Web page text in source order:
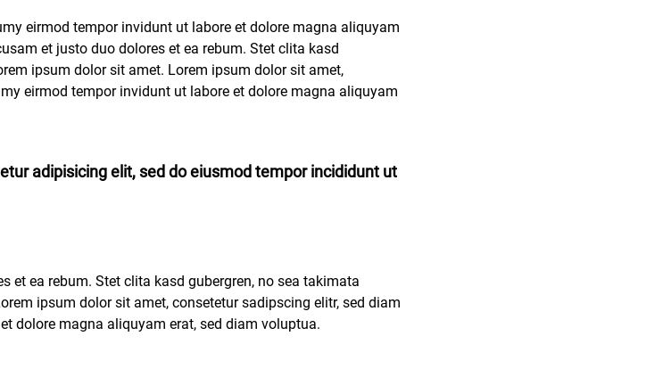
eirmod tempor invidunt ut labore et dolore magna aliquyam
et justo duo dolores et ea rebum. Stet clita kasd
ipsum dolor sit amet. Lorem ipsum dolor sit amet,
eirmod tempor invidunt ut labore et dolore magna aliquyam
adipisicing elit, sed do eiusmod tempor incididunt ut
et ea rebum. Stet clita kasd gubergren, no sea takimata
ipsum dolor sit amet, consetetur sadipscing elitr, sed diam
dolore magna aliquyam erat, sed diam voluptua.